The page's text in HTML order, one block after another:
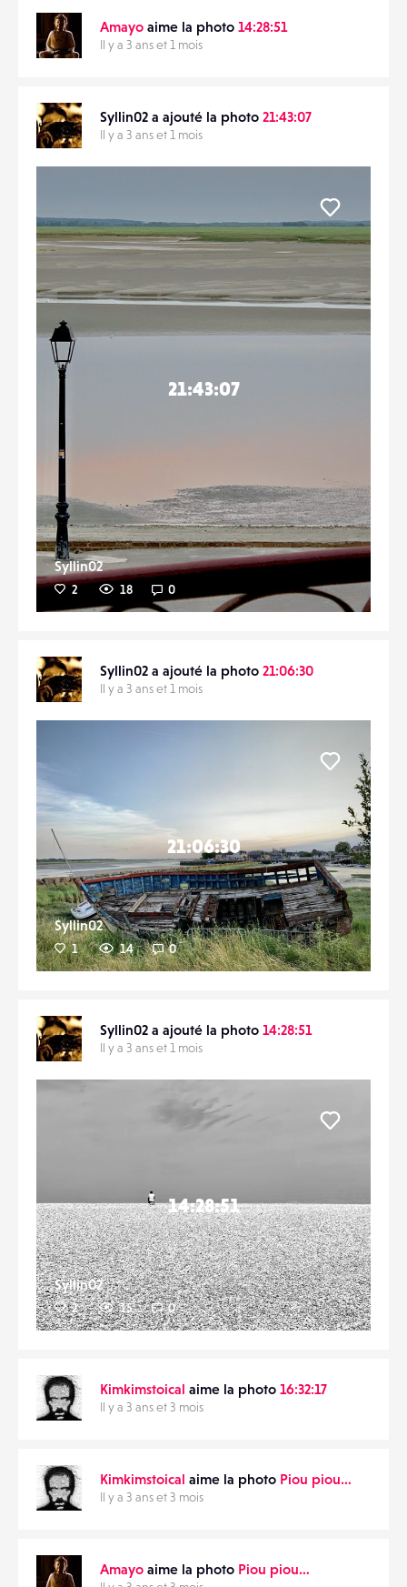
Amayo aime la photo 14:28:51
Il y a 3 ans et 1 mois
Syllin02 a ajouté la photo 21:43:07
Il y a 3 ans et 1 mois
21:43:07
Syllin02
2 18 0
Syllin02 a ajouté la photo 21:06:30
Il y a 3 ans et 1 mois
21:06:30
Syllin02
1 14 0
Liker
Syllin02 a ajouté la photo 14:28:51
Il y a 3 ans et 1 mois
14:28:51
Syllin02
2 15 0
Kimkimstoical aime la photo 16:32:17
Il y a 3 ans et 3 mois
Kimkimstoical aime la photo Piou piou…
Il y a 3 ans et 3 mois
Amayo aime la photo Piou piou…